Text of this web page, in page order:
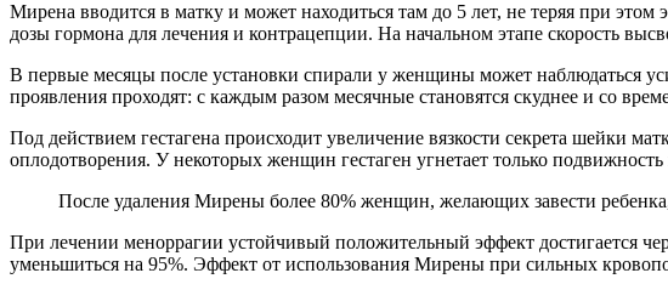
Мирена вводится в матку и может находиться там до 5 лет, не теряя при
дозы гормона для лечения и контрацепции. На начальном этапе скорость
В первые месяцы после установки спирали у женщины может наблюдаться
проявления проходят: с каждым разом месячные становятся скуднее и со
Под действием гестагена происходит увеличение вязкости секрета шейки
оплодотворения. У некоторых женщин гестаген угнетает только
После удаления Мирены более 80% женщин, желающих завести
При лечении меноррагии устойчивый положительный эффект достигается
уменьшиться на 95%. Эффект от использования Мирены при сильных